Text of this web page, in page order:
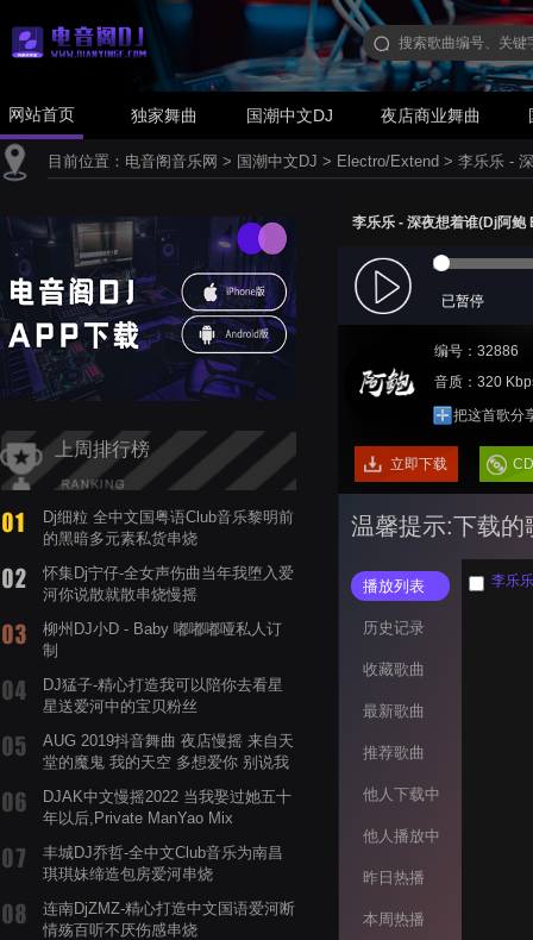
网站首页 独家舞曲 国潮中文DJ 夜店商业舞曲
目前位置： 电音阁音乐网 > 国潮中文DJ > Electro/Extend > 李乐乐 -
上周排行榜
Dj细粒 全中文国粤语Club音乐黎明前
的黑暗多元素私货串烧
怀集Dj宁仔-全女声伤曲当年我堕入爱
河你说散就散串烧慢摇
柳州DJ小D - Baby 嘟嘟嘟哑私人订
制
DJ猛子-精心打造我可以陪你去看星
星送爱河中的宝贝粉丝
AUG 2019抖音舞曲 夜店慢摇 来自天
堂的魔鬼 我的天空 多想爱你 别说我
DJAK中文慢摇2022 当我娶过她五十
年以后,Private ManYao Mix
丰城DJ乔哲-全中文Club音乐为南昌
琪琪妹缔造包房爱河串烧
连南DjZMZ-精心打造中文国语爱河断
情殇百听不厌伤感串烧
李乐乐 - 深夜想着谁(Dj阿
已暂停
编号：32886
音质：320
把这首歌分
立即下载
温馨提示:下载的
播放列表
历史记录
收藏歌曲
最新歌曲
推荐歌曲
他人下载中
他人播放中
昨日热播
本周热播
李乐